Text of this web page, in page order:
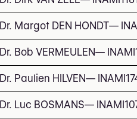
Dr. Margot DEN HONDT—
Dr. Bob VERMEULEN— INAMI
Dr. Paulien HILVEN— INAMI
Dr. Luc BOSMANS— INAMI